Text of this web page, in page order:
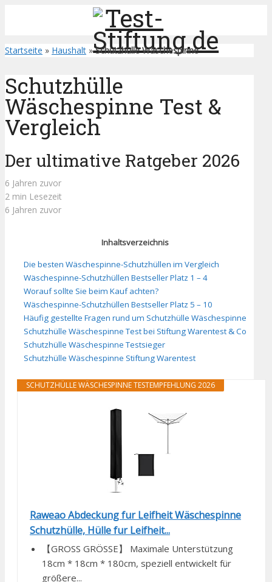
Startseite » Haushalt »Schutzhülle Wäschespinne
Schutzhülle
Wäschespinne Test &
Vergleich
Der ultimative Ratgeber 2026
6 Jahren zuvor
2 min Lesezeit
6 Jahren zuvor
Inhaltsverzeichnis
Die besten Wäschespinne-Schutzhüllen im Vergleich
Wäschespinne-Schutzhüllen Bestseller Platz 1 – 4
Worauf sollte Sie beim Kauf achten?
Wäschespinne-Schutzhüllen Bestseller Platz 5 – 10
Häufig gestellte Fragen rund um Schutzhülle Wäschespinne
Schutzhülle Wäschespinne Test bei Stiftung Warentest & Co
Schutzhülle Wäschespinne Testsieger
Schutzhülle Wäschespinne Stiftung Warentest
SCHUTZHÜLLE WÄSCHESPINNE TESTEMPFEHLUNG 2026
Raweao Abdeckung fur Leifheit Wäschespinne
Schutzhülle, Hülle fur Leifheit...
【GROSS GRÖSSE】 Maximale Unterstützung
18cm * 18cm * 180cm, speziell entwickelt für
größere...